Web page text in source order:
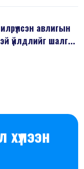
авлигын
үйлдлийг шалг...